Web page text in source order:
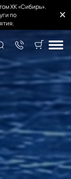
ХК «Сибирь».
по